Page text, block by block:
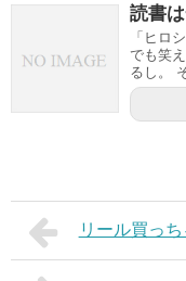
読書
「ヒロ
でも笑
るし。
リール買っ